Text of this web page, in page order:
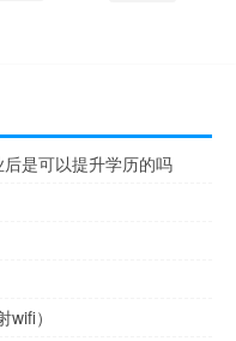
是可以提升学历的吗
）